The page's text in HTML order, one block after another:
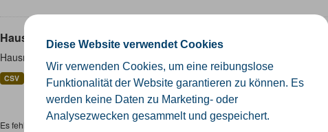
Diese Website verwendet Cookies
Wir verwenden Cookies, um eine reibungslose
Funktionalität der Website garantieren zu können. Es
werden keine Daten zu Marketing- oder
Analysezwecken gesammelt und gespeichert.
Hausnummernkoordinaten
Hausnummernkoordinaten abgeleitet aus dem ALKIS-Bestand
CSV GeoJSON SHP
Es fehlen spezifische Datensätze? Wenden Sie sich bitte an einen Administrator unter: